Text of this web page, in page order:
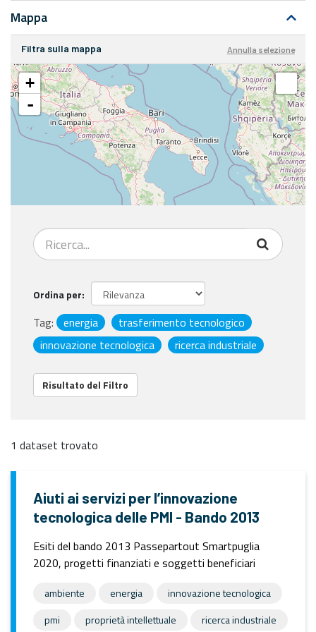
Mappa
Filtra sulla mappa Annulla selezione
+
-
Ordina per
Tag: energia
trasferimento tecnologico
innovazione tecnologica
ricerca industriale
Risultato del Filtro
1 dataset trovato
Aiuti ai servizi per l’innovazione
tecnologica delle PMI - Bando 2013
Esiti del bando 2013 Passepartout Smartpuglia
2020, progetti finanziati e soggetti beneficiari
ambiente energia
innovazione tecnologica
pmi
proprietà intellettuale ricerca industriale